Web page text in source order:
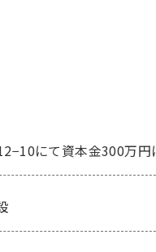
にて資本金300万円